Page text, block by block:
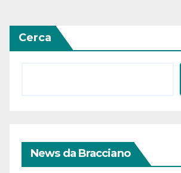
Cerca
News da Bracciano